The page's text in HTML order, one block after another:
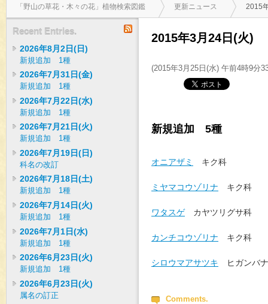
「野山の草花・木々の花」植物検索図鑑 更新ニュース 2015
2015年3月24日(火)
(2015年3月25日(水) 午前4時9分
新規追加 5種
オニアザミ キク科
ミヤマコウゾリナ キク科
ワタスゲカヤツリグサ科
カンチコウゾリナ キク科
シロウマアサツキ ヒガンバ
Comments.
Recent Entries.
2026年8月2日(日)
新規追加 1種
2026年7月31日(金)
新規追加 1種
2026年7月22日(水)
新規追加 1種
2026年7月21日(火)
新規追加 1種
2026年7月19日(日)
科名の改訂
2026年7月18日(土)
新規追加 1種
2026年7月14日(火)
新規追加 1種
2026年7月1日(水)
新規追加 1種
2026年6月23日(火)
新規追加 1種
2026年6月23日(火)
属名の訂正